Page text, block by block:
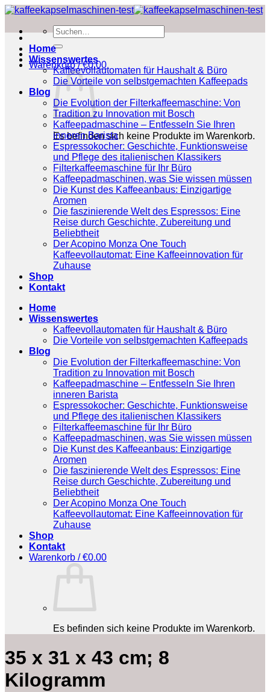
Zum
springen
Suchen
nach:
Warenkorb /€0.00
Es befinden sich keine Produkte im Warenkorb.
Home
Wissenswertes
Kaffeevollautomaten für Haushalt & Büro
Die Vorteile von selbstgemachten Kaffeepads
Blog
Die Evolution der Filterkaffeemaschine: Von
Tradition zu Innovation mit Bosch
Kaffeepadmaschine – Entfesseln Sie Ihren
inneren Barista
Espressokocher: Geschichte, Funktionsweise
und Pflege des italienischen Klassikers
Filterkaffeemaschine für Ihr Büro
Kaffeepadmaschinen, was Sie wissen müssen
Die Kunst des Kaffeeanbaus: Einzigartige
Aromen
Die faszinierende Welt des Espressos: Eine
Reise durch Geschichte, Zubereitung und
Beliebtheit
Der Acopino Monza One Touch
Kaffeevollautomat: Eine Kaffeeinnovation für
Zuhause
Shop
Kontakt
Home
Wissenswertes
Kaffeevollautomaten für Haushalt & Büro
Die Vorteile von selbstgemachten Kaffeepads
Blog
Die Evolution der Filterkaffeemaschine: Von
Tradition zu Innovation mit Bosch
Kaffeepadmaschine – Entfesseln Sie Ihren
inneren Barista
Espressokocher: Geschichte, Funktionsweise
und Pflege des italienischen Klassikers
Filterkaffeemaschine für Ihr Büro
Kaffeepadmaschinen, was Sie wissen müssen
Die Kunst des Kaffeeanbaus: Einzigartige
Aromen
Die faszinierende Welt des Espressos: Eine
Reise durch Geschichte, Zubereitung und
Beliebtheit
Der Acopino Monza One Touch
Kaffeevollautomat: Eine Kaffeeinnovation für
Zuhause
Shop
Kontakt
Warenkorb /€0.00
Es befinden sich keine Produkte im Warenkorb.
‎35 x 31 x 43 cm; 8
Kilogramm